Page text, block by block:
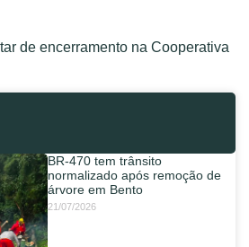
de encerramento na Cooperativa
BR-470 tem trânsito
normalizado após remoção de
árvore em Bento
21/07/2026